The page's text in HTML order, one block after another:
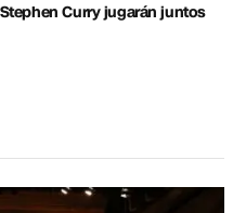
Curry jugarán juntos